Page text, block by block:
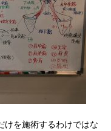
けを施術するわけではな